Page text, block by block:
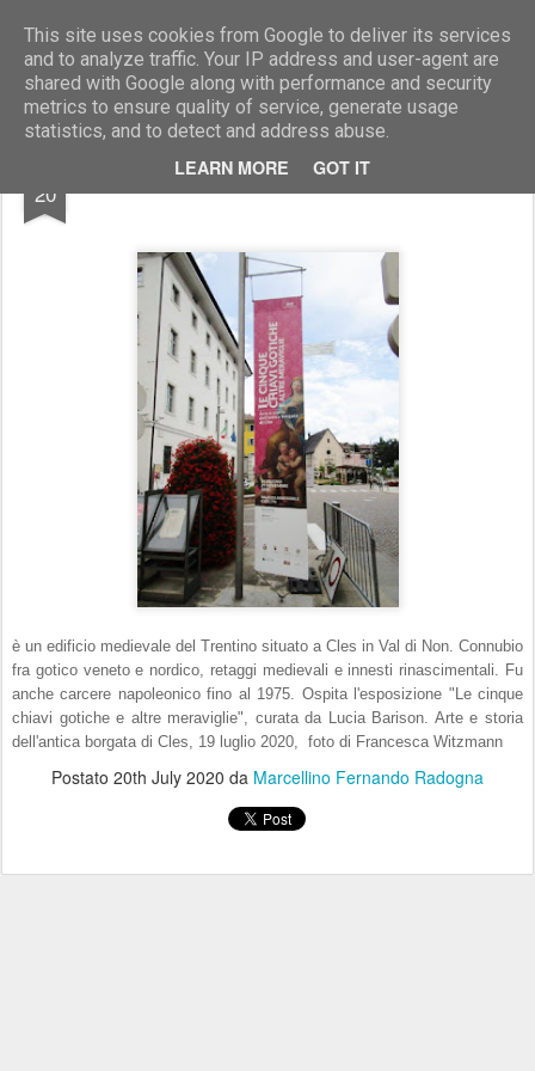
This site uses cookies from Google to deliver its services
and to analyze traffic. Your IP address and user-agent are
shared with Google along with performance and security
metrics to ensure quality of service, generate usage
statistics, and to detect and address abuse.
LEARN MORE GOT IT
Marcellino Radogna - Fotonotizie per la stampa
20 Palazzo Assessorile a Cles in Val di Non
è un edificio medievale del Trentino situato a Cles in Val di Non. Connubio
fra gotico veneto e nordico, retaggi medievali e innesti rinascimentali. Fu
anche carcere napoleonico fino al 1975. Ospita l'esposizione "Le cinque
chiavi gotiche e altre meraviglie", curata da Lucia Barison. Arte e storia
dell'antica borgata di Cles, 19 luglio 2020, foto di Francesca Witzmann
Postato 20th July 2020 da Marcellino Fernando Radogna